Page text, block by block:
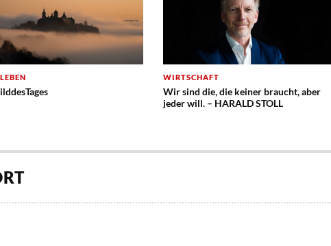
WIRTSCHAFT
Wir sind die, die keiner braucht, aber
jeder will. – HARALD STOLL